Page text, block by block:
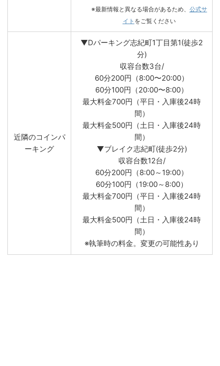
※最新情報と異なる場合があるため、 公式サ
イト をご覧ください
近隣のコインパ
ーキング
▼Dパーキング志紀町1丁目第1(徒歩2
分)
収容台数3台/
60分200円（8:00〜20:00）
60分100円（20:00〜8:00）
最大料金700円（平日・入庫後24時
間）
最大料金500円（土日・入庫後24時
間）
▼ブレイク志紀町(徒歩2分)
収容台数12台/
60分200円（8:00～19:00）
60分100円（19:00～8:00）
最大料金700円（平日・入庫後24時
間）
最大料金500円（土日・入庫後24時
間）
※執筆時の料金。変更の可能性あり